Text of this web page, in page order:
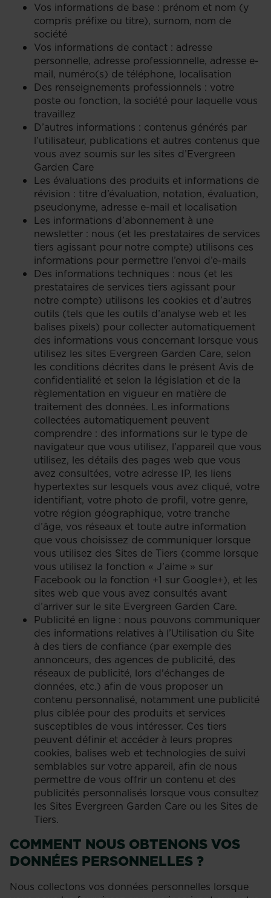
Vos informations de base : prénom et nom (y
compris préfixe ou titre), surnom, nom de
société
Vos informations de contact : adresse
personnelle, adresse professionnelle, adresse e-
mail, numéro(s) de téléphone, localisation
Des renseignements professionnels : votre
poste ou fonction, la société pour laquelle vous
travaillez
D’autres informations : contenus générés par
l’utilisateur, publications et autres contenus que
vous avez soumis sur les sites d’Evergreen
Garden Care
Les évaluations des produits et informations de
révision : titre d’évaluation, notation, évaluation,
pseudonyme, adresse e-mail et localisation
Les informations d’abonnement à une
newsletter : nous (et les prestataires de services
tiers agissant pour notre compte) utilisons ces
informations pour permettre l’envoi d’e-mails
Des informations techniques : nous (et les
prestataires de services tiers agissant pour
notre compte) utilisons les cookies et d’autres
outils (tels que les outils d’analyse web et les
balises pixels) pour collecter automatiquement
des informations vous concernant lorsque vous
utilisez les sites Evergreen Garden Care, selon
les conditions décrites dans le présent Avis de
confidentialité et selon la législation et de la
règlementation en vigueur en matière de
traitement des données. Les informations
collectées automatiquement peuvent
comprendre : des informations sur le type de
navigateur que vous utilisez, l’appareil que vous
utilisez, les détails des pages web que vous
avez consultées, votre adresse IP, les liens
hypertextes sur lesquels vous avez cliqué, votre
identifiant, votre photo de profil, votre genre,
votre région géographique, votre tranche
d’âge, vos réseaux et toute autre information
que vous choisissez de communiquer lorsque
vous utilisez des Sites de Tiers (comme lorsque
vous utilisez la fonction « J’aime » sur
Facebook ou la fonction +1 sur Google+), et les
sites web que vous avez consultés avant
d’arriver sur le site Evergreen Garden Care.
Publicité en ligne : nous pouvons communiquer
des informations relatives à l’Utilisation du Site
à des tiers de confiance (par exemple des
annonceurs, des agences de publicité, des
réseaux de publicité, lors d'échanges de
données, etc.) afin de vous proposer un
contenu personnalisé, notamment une publicité
plus ciblée pour des produits et services
susceptibles de vous intéresser. Ces tiers
peuvent définir et accéder à leurs propres
cookies, balises web et technologies de suivi
semblables sur votre appareil, afin de nous
permettre de vous offrir un contenu et des
publicités personnalisés lorsque vous consultez
les Sites Evergreen Garden Care ou les Sites de
Tiers.
COMMENT NOUS OBTENONS VOS
DONNÉES PERSONNELLES ?
Nous collectons vos données personnelles lorsque